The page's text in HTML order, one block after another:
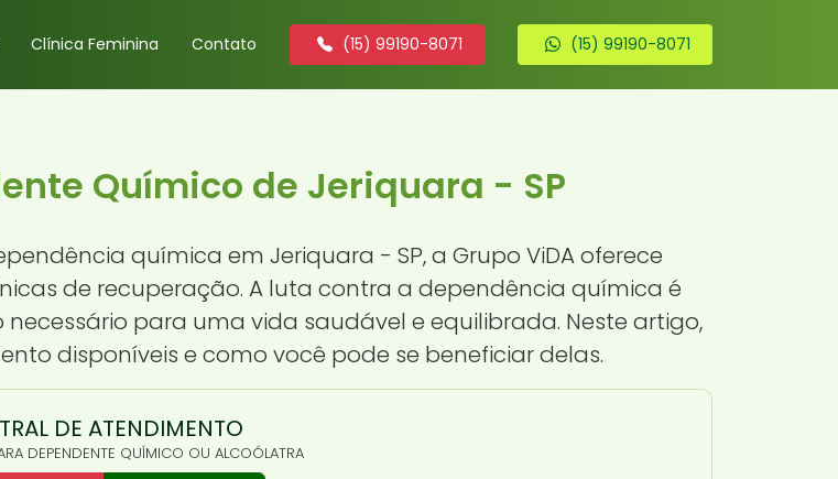
Clínica Feminina Contato (15) 99190-8071 (15) 99190-8071
Químico de Jeriquara - SP
química em Jeriquara - SP, a Grupo ViDA oferece
de recuperação. A luta contra a dependência química é
para uma vida saudável e equilibrada. Neste artigo,
disponíveis e como você pode se beneficiar delas.
DE ATENDIMENTO
DEPENDENTE QUÍMICO OU ALCOÓLATRA